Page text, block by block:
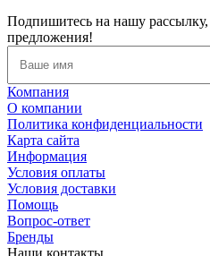
Подпишитесь на нашу
предложения!
Компания
О компании
Политика конфиденциальности
Карта сайта
Информация
Условия оплаты
Условия доставки
Помощь
Вопрос-ответ
Бренды
Наши контакты